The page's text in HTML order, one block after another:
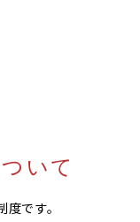
いて
です。